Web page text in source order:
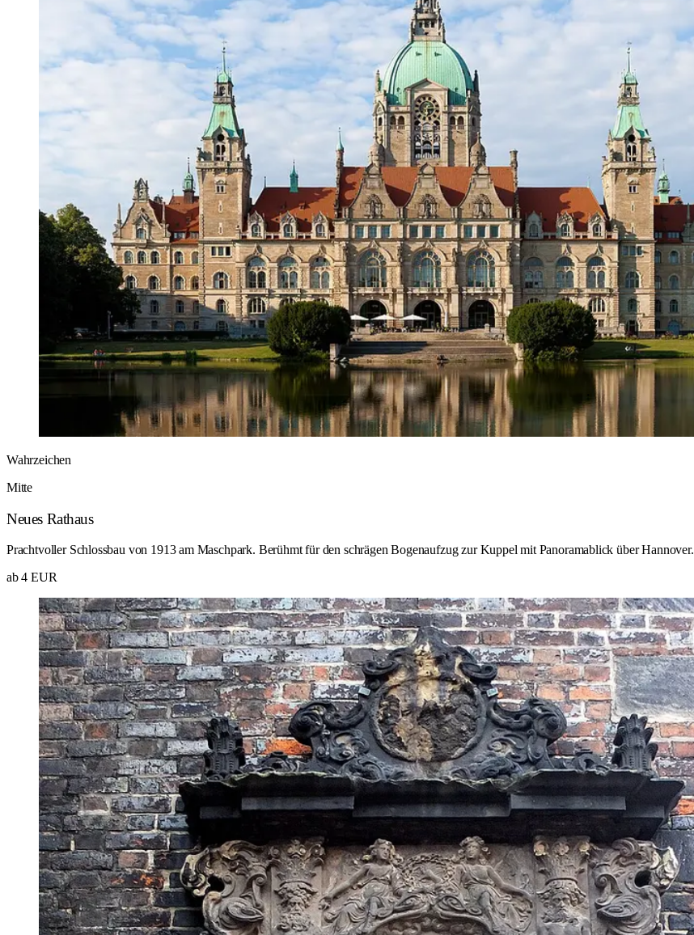
Wahrzeichen
Mitte
Neues Rathaus
Prachtvoller Schlossbau von 1913 am Maschpark. Berühmt für den schrägen Bogenaufzug zur Kuppel mit Panoramablick über Hannover.
ab 4 EUR